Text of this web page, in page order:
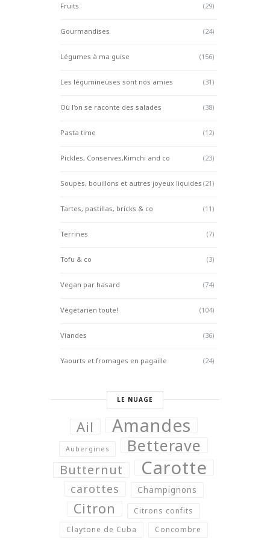
Fruits (29)
Gourmandises (24)
Légumes à ma guise (156)
Les légumineuses sont nos amies (31)
Où l'on se raconte des salades (38)
Pasta time (12)
Pickles, Conserves,Kimchi and co (23)
Soupes, bouillons et autres joyeux liquides (21)
Tartes, pastillas, bricks & co (11)
Terrines (7)
Tofu & co (3)
Vegan par hasard (74)
Végétarien toute! (104)
Viandes (36)
Yaourts et fromages en pagaille (24)
LE NUAGE
Ail Amandes
Aubergines Betterave
Butternut Carotte
carottes Champignons
Citron
Citrons confits
Claytone de Cuba
Concombre